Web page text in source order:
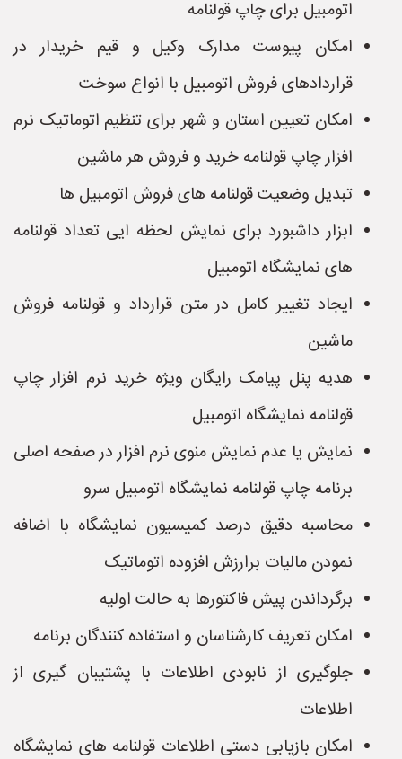
اتومبیل برای چاپ قولنامه
امکان پیوست مدارک وکیل و قیم خریدار در
قراردادهای فروش اتومبیل با انواع سوخت
امکان تعیین استان و شهر برای تنظیم اتوماتیک نرم
افزار چاپ قولنامه خرید و فروش هر ماشین
تبدیل وضعیت قولنامه های فروش اتومبیل ها
ابزار داشبورد برای نمایش لحظه ایی تعداد قولنامه
های نمایشگاه اتومبیل
ایجاد تغییر کامل در متن قرارداد و قولنامه فروش
ماشین
هدیه پنل پیامک رایگان ویژه خرید نرم افزار چاپ
قولنامه نمایشگاه اتومبیل
نمایش یا عدم نمایش منوی نرم افزار در صفحه اصلی
برنامه چاپ قولنامه نمایشگاه اتومبیل سرو
محاسبه دقیق درصد کمیسیون نمایشگاه با اضافه
نمودن مالیات برارزش افزوده اتوماتیک
برگرداندن پیش فاکتورها به حالت اولیه
امکان تعریف کارشناسان و استفاده کنندگان برنامه
جلوگیری از نابودی اطلاعات با پشتیبان گیری از
اطلاعات
امکان بازیابی دستی اطلاعات قولنامه های نمایشگاه